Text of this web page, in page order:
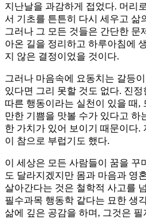
지난날을 과감하게 접었다. 머리
서 기초를 튼튼히 다시 세우고 삶
그러나 그 모든 것들은 간단한 문
아온 길을 정리하고 하루아침에
지 않은 결정이었을 것이다.
그러나 마음속에 요동치는 갈등
있다면 그리 못할 것도 없다. 진
따른 행동이라는 실천이 있을 때,
만한 기쁨을 맛볼 수가 있다고 하
한 가치가 있어 보이기 때문이다.
이 참으로 부럽기도 했다.
이 세상은 모든 사람들이 꿈을 꾸
도 달라지겠지만 몸과 마음과 영
살아간다는 것은 철학적 사고를
필수과목 행동학 같다는 묘한 생
삶에 깊은 공감을 하며, 그것은